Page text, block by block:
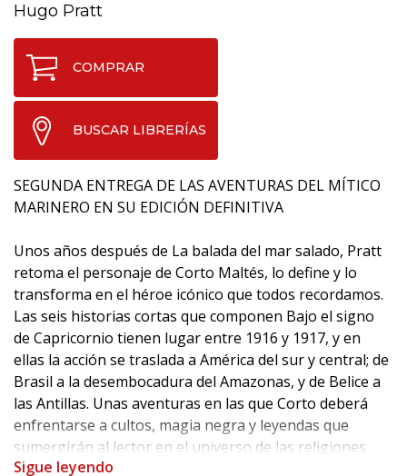
Hugo Pratt
COMPRAR
BUSCAR LIBRERÍAS
SEGUNDA ENTREGA DE LAS AVENTURAS DEL MÍTICO
MARINERO EN SU EDICIÓN DEFINITIVA
Unos años después de La balada del mar salado, Pratt
retoma el personaje de Corto Maltés, lo define y lo
transforma en el héroe icónico que todos recordamos.
Las seis historias cortas que componen Bajo el signo
de Capricornio tienen lugar entre 1916 y 1917, y en
ellas la acción se traslada a América del sur y central; de
Brasil a la desembocadura del Amazonas, y de Belice a
las Antillas. Unas aventuras en las que Corto deberá
enfrentarse a cultos, magia negra y leyendas que
sumergirán al lector en el universo de las religiones
afroamericanas.
Sigue leyendo